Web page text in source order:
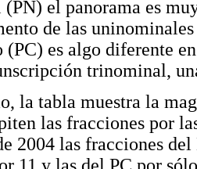
el panorama es
de las
(PC) es algo diferente
trinominal,
la tabla muestra la
las fracciones por
2004 las fracciones